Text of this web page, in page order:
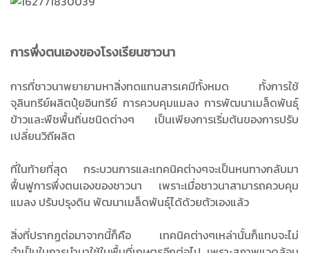
การพึ่งตนเองของโรงเรียนชาวนา
การที่ชาวนาพยายามหาสิ่งทดแทนสารเคมีทั้งหมด ทั้งการใช้
จุลินทรีย์ผลิตปุ๋ยอินทรีย์ การควบคุมแมลง การพัฒนาเมล็ดพันธุ์
ข้าวและพืชพื้นถิ่นชนิดต่างๆ เป็นเพียงการเริ่มต้นของการปรับ
เปลี่ยนวิถีผลิต
ที่ในท้ายที่สุด กระบวนการและเทคนิคต่างๆจะเป็นหนทางกลับมา
ฟื้นฟูการพึ่งตนเองของชาวนา เพราะเมื่อชาวนาสามารถควบคุม
แมลง ปรับปรุงดิน พัฒนาเมล็ดพันธุ์ได้ด้วยตัวเองแล้ว
สิ่งที่ปรากฏต่อมาจากนี้ก็คือ เทคนิคต่างๆเหล่านั้นก็แทบจะไม่